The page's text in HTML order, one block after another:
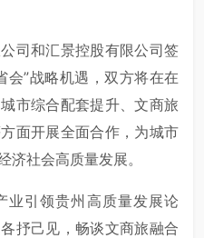
司和汇景控股有限公司签
会”战略机遇，双方将在在
市综合配套提升、文商旅
面开展全面合作，为城市
济社会高质量发展。
业引领贵州高质量发展论
抒己见，畅谈文商旅融合